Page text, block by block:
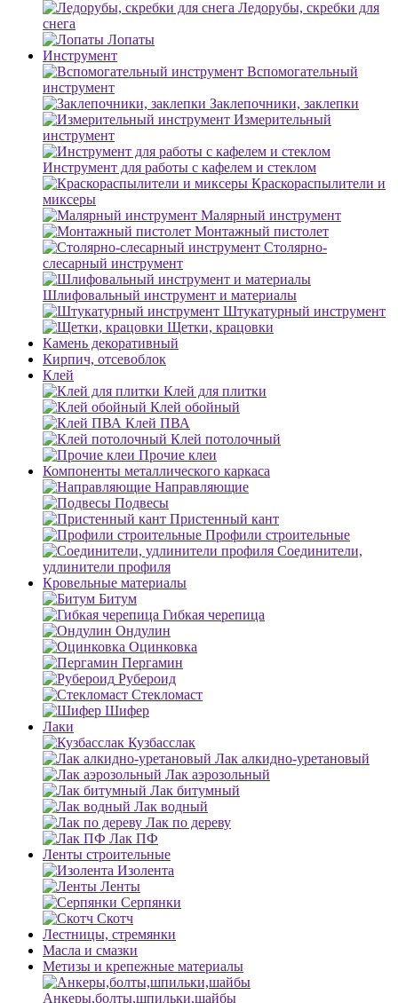
Ледорубы, скребки для
снега
Лопаты
Инструмент
Вспомогательный
инструмент
Заклепочники, заклепки
Измерительный
инструмент
Инструмент для работы с кафелем и стеклом
Краскораспылители и
миксеры
Малярный инструмент
Монтажный пистолет
Столярно-
слесарный инструмент
Шлифовальный инструмент и материалы
Штукатурный инструмент
Щетки, крацовки
Камень декоративный
Кирпич, отсевоблок
Клей
Клей для плитки
Клей обойный
Клей ПВА
Клей потолочный
Прочие клеи
Компоненты металлического каркаса
Направляющие
Подвесы
Пристенный кант
Профили строительные
Соединители,
удлинители профиля
Кровельные материалы
Битум
Гибкая черепица
Ондулин
Оцинковка
Пергамин
Рубероид
Стекломаст
Шифер
Лаки
Кузбасслак
Лак алкидно-уретановый
Лак аэрозольный
Лак битумный
Лак водный
Лак по дереву
Лак ПФ
Ленты строительные
Изолента
Ленты
Серпянки
Скотч
Лестницы, стремянки
Масла и смазки
Метизы и крепежные материалы
Анкеры,болты,шпильки,шайбы